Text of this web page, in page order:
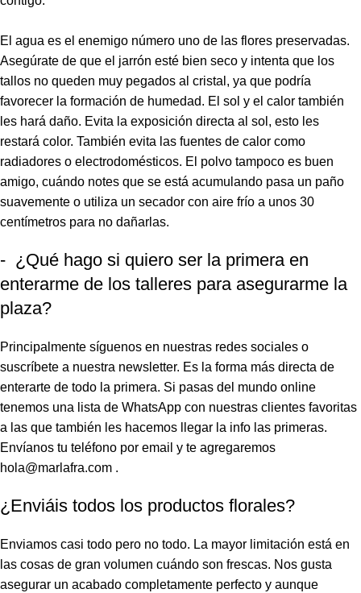
El agua es el enemigo número uno de las flores preservadas.
Asegúrate de que el jarrón esté bien seco y intenta que los
tallos no queden muy pegados al cristal, ya que podría
favorecer la formación de humedad. El sol y el calor también
les hará daño. Evita la exposición directa al sol, esto les
restará color. También evita las fuentes de calor como
radiadores o electrodomésticos. El polvo tampoco es buen
amigo, cuándo notes que se está acumulando pasa un paño
suavemente o utiliza un secador con aire frío a unos 30
centímetros para no dañarlas.
- ¿Qué hago si quiero ser la primera en
enterarme de los talleres para asegurarme la
plaza?
Principalmente síguenos en nuestras redes sociales o
suscríbete a nuestra newsletter. Es la forma más directa de
enterarte de todo la primera. Si pasas del mundo online
tenemos una lista de WhatsApp con nuestras clientes favoritas
a las que también les hacemos llegar la info las primeras.
Envíanos tu teléfono por email y te agregaremos
hola@marlafra.com .
¿Enviáis todos los productos florales?
Enviamos casi todo pero no todo. La mayor limitación está en
las cosas de gran volumen cuándo son frescas. Nos gusta
asegurar un acabado completamente perfecto y aunque